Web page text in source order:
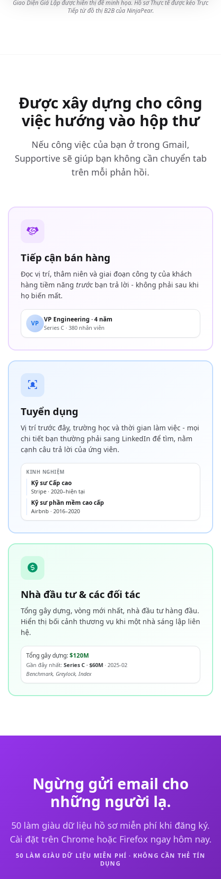
Giao Diện Giả Lập được hiển thị để minh họa. Hồ sơ Thực tế được kéo Trực
Tiếp từ đồ thị B2B của NinjaPear.
Được xây dựng cho công
việc hướng vào hộp thư
Nếu công việc của bạn ở trong Gmail,
Supportive sẽ giúp bạn không cần chuyển tab
trên mỗi phản hồi.
Tiếp cận bán hàng
Đọc vị trí, thâm niên và giai đoạn công ty của khách
hàng tiềm năng trướcbạn trả lời - không phải sau khi
họ biến mất.
VP VP Engineering · 4 năm
Series C · 380 nhân viên
Tuyển dụng
Vị trí trước đây, trường học và thời gian làm việc - mọi
chi tiết bạn thường phải sang LinkedIn để tìm, nằm
cạnh câu trả lời của ứng viên.
KINH NGHIỆM
Kỹ sư Cấp cao
Stripe · 2020–hiện tại
Kỹ sư phần mềm cao cấp
Airbnb · 2016–2020
Nhà đầu tư & các đối tác
Tổng gây dựng, vòng mới nhất, nhà đầu tư hàng đầu.
Hiển thị bối cảnh thương vụ khi một nhà sáng lập liên
hệ.
Tổng gây dựng:$120M
Gần đây nhất: Series C · $60M · 2025-02
Benchmark, Greylock, Index
Ngừng gửi email cho
những người lạ.
50 làm giàu dữ liệu hồ sơ miễn phí khi đăng ký.
Cài đặt trên Chrome hoặc Firefox ngay hôm nay.
50 LÀM GIÀU DỮ LIỆU MIỄN PHÍ · KHÔNG CẦN THẺ TÍN
DỤNG